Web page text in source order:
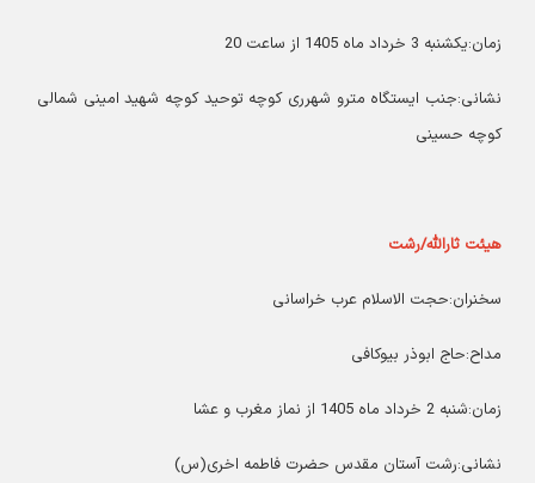
زمان:یکشنبه 3 خرداد ماه 1405 از ساعت 20
نشانی:جنب ایستگاه مترو شهرری کوچه توحید کوچه شهید امینی شمالی
کوچه حسینی
هیئت ثارالله/رشت
سخنران:حجت الاسلام عرب خراسانی
مداح:حاج ابوذر بیوکافی
زمان:شنبه 2 خرداد ماه 1405 از نماز مغرب و عشا
نشانی:رشت آستان مقدس حضرت فاطمه اخری(س)